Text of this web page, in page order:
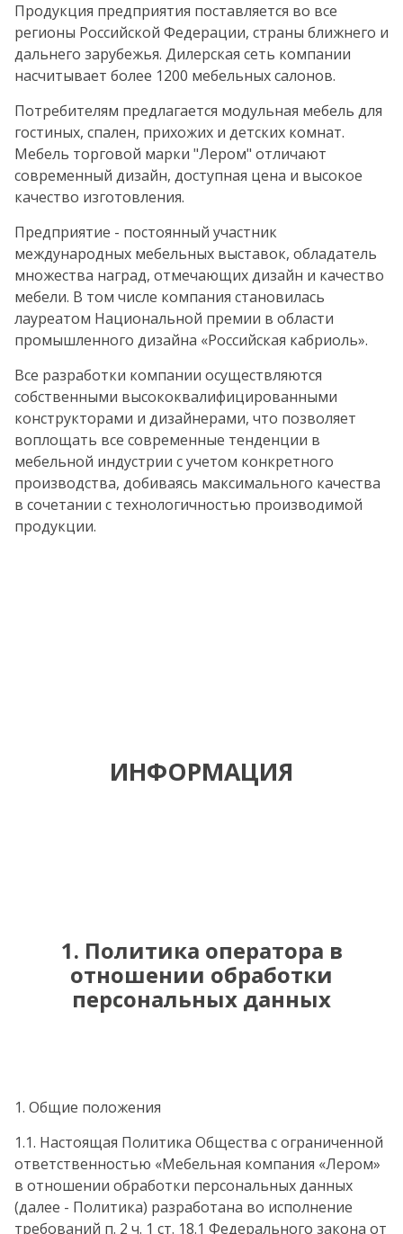
Продукция предприятия поставляется во все
регионы Российской Федерации, страны ближнего и
дальнего зарубежья. Дилерская сеть компании
насчитывает более 1200 мебельных салонов.
Потребителям предлагается модульная мебель для
гостиных, спален, прихожих и детских комнат.
Мебель торговой марки "Лером" отличают
современный дизайн, доступная цена и высокое
качество изготовления.
Предприятие - постоянный участник
международных мебельных выставок, обладатель
множества наград, отмечающих дизайн и качество
мебели. В том числе компания становилась
лауреатом Национальной премии в области
промышленного дизайна «Российская кабриоль».
Все разработки компании осуществляются
собственными высококвалифицированными
конструкторами и дизайнерами, что позволяет
воплощать все современные тенденции в
мебельной индустрии с учетом конкретного
производства, добиваясь максимального качества
в сочетании с технологичностью производимой
продукции.
ИНФОРМАЦИЯ
1. Политика оператора в
отношении обработки
персональных данных
1. Общие положения
1.1. Настоящая Политика Общества с ограниченной
ответственностью «Мебельная компания «Лером»
в отношении обработки персональных данных
(далее - Политика) разработана во исполнение
требований п. 2 ч. 1 ст. 18.1 Федерального закона от